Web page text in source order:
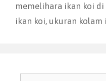
memelihara ikan koi di
ikan koi, ukuran kolam